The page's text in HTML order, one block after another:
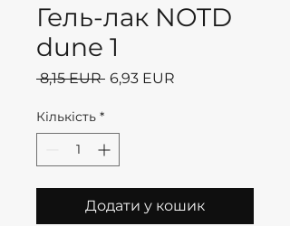
Гель-лак NOTD
dune 1
8,15 EUR Звичайна
6,93 EUR
Кількість *
Додати у кошик